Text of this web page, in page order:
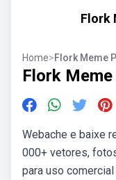
Flork
Home>Flork Meme
Flork
Webache e baixe
000+ vetores,
para uso